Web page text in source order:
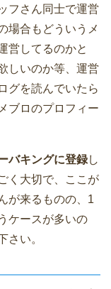
フさん同士で運営
場合もどういうメ
営してるのかと
しいのか等、運営
グを読んでいたら
ブロのプロフィー
バキングに登録し
く大切で、ここが
が来るものの、1
ケースが多いの
さい。